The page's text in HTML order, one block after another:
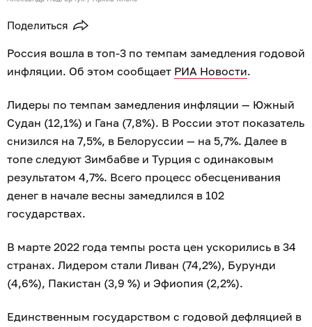
Поделиться
Россия вошла в топ-3 по темпам замедления годовой
инфляции. Об этом сообщает РИА Новости.
Лидеры по темпам замедления инфляции — Южный
Судан (12,1%) и Гана (7,8%). В России этот показатель
снизился на 7,5%, в Белоруссии — на 5,7%. Далее в
топе следуют Зимбабве и Турция с одинаковым
результатом 4,7%. Всего процесс обесценивания
денег в начале весны замедлился в 102
государствах.
В марте 2022 года темпы роста цен ускорились в 34
странах. Лидером стали Ливан (74,2%), Бурунди
(4,6%), Пакистан (3,9 %) и Эфиопия (2,2%).
Единственным государством с годовой дефляцией в